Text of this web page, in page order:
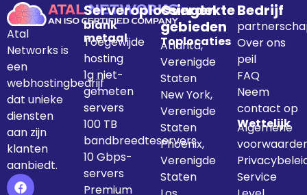
Atal
Networks is
een
webhostingbedrijf
dat unieke
diensten
aan zijn
klanten
aanbiedt.
Serveroplossingen
blank
metaal
Toegewijde
hosting
1g niet-
gemeten
servers
100 TB
bandbreedteservers
10 Gbps-
servers
Premium
Overdekte
gebieden
Toplocaties
Atlanta,
Verenigde
Staten
New York,
Verenigde
Staten
Phoenix,
Verenigde
Staten
Bedrijf
Over ons
peil
FAQ
Neem
contact op
Wettelijk
Algemene
Service